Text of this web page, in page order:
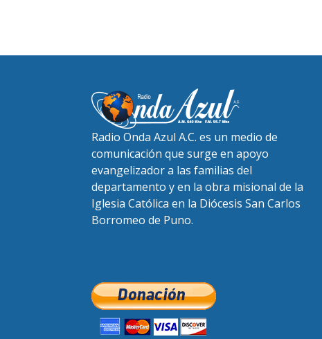
Radio Onda Azul A.C. es un medio de
comunicación que surge en apoyo
evangelizador a las familias del
departamento y en la obra misional de la
Iglesia Católica en la Diócesis San Carlos
Borromeo de Puno.